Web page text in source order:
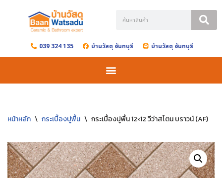
content 039 324 135 บ้านวัสดุ จันทบุรี บ้านวัสดุ จันทบุรี
หน้าหลัก \ กระเบื้องปูพื้น \ กระเบื้องปูพื้น 12×12 วีว่าสโตน บราวน์ (AF)